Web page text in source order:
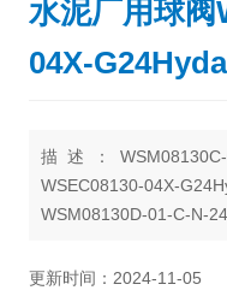
水泥厂用球阀
04X-
描述：
WSEC08130-04X-
WSM08130D-01-C-N-
WSMO8130C-01-C-N-
更新时间：2024-11-05